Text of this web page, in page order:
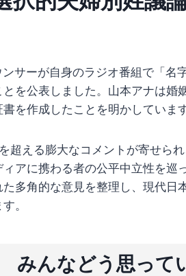
サーが自身のラジオ番組で「名
を公表しました。山本アナは婚
を作成したことを明かしています
超える膨大なコメントが寄せら
アに携わる者の公平中立性を巡
多角的な意見を整理し、現代日
。
みんなどう思って